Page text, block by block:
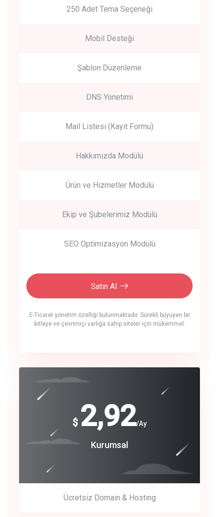
250 Adet Tema Seçeneği
Mobil Desteği
Şablon Düzenleme
DNS Yönetimi
Mail Listesi (Kayıt Formu)
Hakkımızda Modülü
Ürün ve Hizmetler Modülü
Ekip ve Şubelerimiz Modülü
SEO Optimizasyon Modülü
Satın Al
E-Ticaret yönetim özelliği bulunmaktadır. Sürekli büyüyen bir
kitleye ve çevrimiçi varlığa sahip siteler için mükemmel.
crm auto cync
track energy costs
Get Started
$ 2,92/Ay
Kurumsal
Ücretsiz Domain & Hosting
$
240
Coroprate